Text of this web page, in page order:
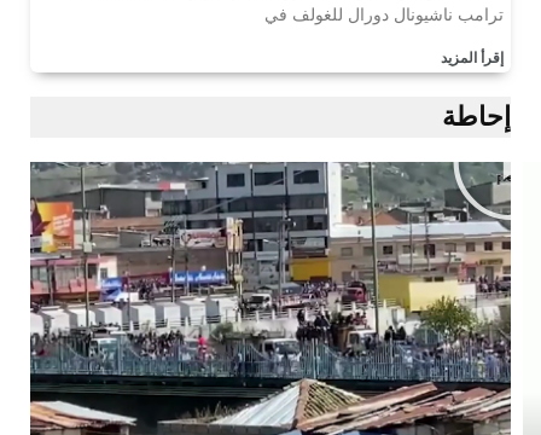
ترامب ناشيونال دورال للغولف في
إقرأ المزيد
إحاطة